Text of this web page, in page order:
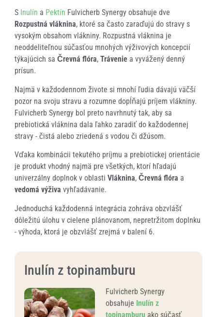
S Inulín a Pektín Fulvicherb Synergy obsahuje dve
Rozpustná vláknina, ktoré sa často zaraďujú do stravy s
vysokým obsahom vlákniny. Rozpustná vláknina je
neoddeliteľnou súčasťou mnohých výživových koncepcií
týkajúcich sa Črevná flóra, Trávenie a vyvážený denný
prísun.
Najmä v každodennom živote si mnohí ľudia dávajú väčší
pozor na svoju stravu a rozumne dopĺňajú príjem vlákniny.
Fulvicherb Synergy bol preto navrhnutý tak, aby sa
prebiotická vláknina dala ľahko zaradiť do každodennej
stravy - čistá alebo zriedená s vodou či džúsom.
Vďaka kombinácii tekutého príjmu a prebiotickej orientácie
je produkt vhodný najmä pre všetkých, ktorí hľadajú
univerzálny doplnok v oblasti Vláknina, Črevná flóra a
vedomá výživa vyhľadávanie.
Jednoduchá každodenná integrácia zohráva obzvlášť
dôležitú úlohu v cielene plánovanom, nepretržitom doplnku
- výhoda, ktorá je obzvlášť zrejmá v balení 6.
Inulín z topinamburu
Fulvicherb Synergy
obsahuje Inulín z
topinamburu ako súčasť